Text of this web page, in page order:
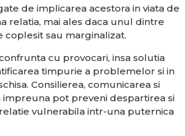
de implicarea acestora in viata de
relatia, mai ales daca unul dintre
coplesit sau marginalizat.
cu provocari, insa solutia
timpurie a problemelor si in
Consilierea, comunicarea si
pot preveni despartirea si
vulnerabila intr-una puternica